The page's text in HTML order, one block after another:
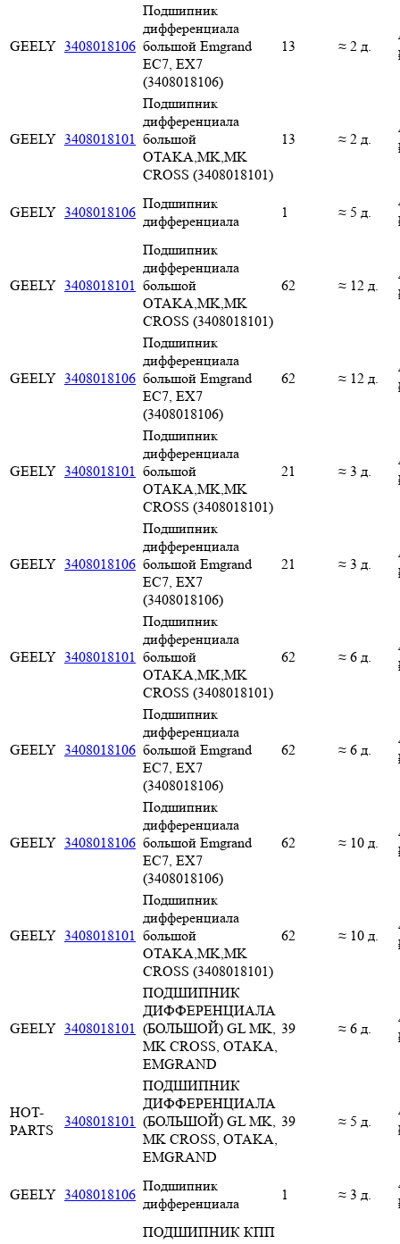
GEELY 3408018106
Подшипник
дифференциала
большой Emgrand
EC7, EX7
(3408018106)
13 ≈ 2 д.
GEELY 3408018101
Подшипник
дифференциала
большой
OTAKA,MK,MK
CROSS (3408018101)
13 ≈ 2 д.
GEELY 3408018106
Подшипник
дифференциала
1 ≈ 5 д.
GEELY 3408018101
Подшипник
дифференциала
большой
OTAKA,MK,MK
CROSS (3408018101)
62 ≈ 12 д.
GEELY 3408018106
Подшипник
дифференциала
большой Emgrand
EC7, EX7
(3408018106)
62 ≈ 12 д.
GEELY 3408018101
Подшипник
дифференциала
большой
OTAKA,MK,MK
CROSS (3408018101)
21 ≈ 3 д.
GEELY 3408018106
Подшипник
дифференциала
большой Emgrand
EC7, EX7
(3408018106)
21 ≈ 3 д.
GEELY 3408018101
Подшипник
дифференциала
большой
OTAKA,MK,MK
CROSS (3408018101)
62 ≈ 6 д.
GEELY 3408018106
Подшипник
дифференциала
большой Emgrand
EC7, EX7
(3408018106)
62 ≈ 6 д.
GEELY 3408018106
Подшипник
дифференциала
большой Emgrand
EC7, EX7
(3408018106)
62 ≈ 10 д.
GEELY 3408018101
Подшипник
дифференциала
большой
OTAKA,MK,MK
CROSS (3408018101)
62 ≈ 10 д.
GEELY 3408018101
ПОДШИПНИК
ДИФФЕРЕНЦИАЛА
(БОЛЬШОЙ) GL MK,
MK CROSS, OTAKA,
EMGRAND
39 ≈ 6 д.
HOT-
PARTS
3408018101
ПОДШИПНИК
ДИФФЕРЕНЦИАЛА
(БОЛЬШОЙ) GL MK,
MK CROSS, OTAKA,
EMGRAND
39 ≈ 5 д.
GEELY 3408018106
Подшипник
дифференциала
1 ≈ 3 д.
ПОДШИПНИК КПП